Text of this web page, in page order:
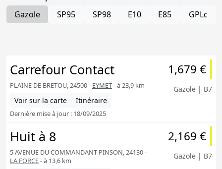
Gazole SP95 SP98 E10 E85 GPLc
Carrefour Contact
PLAINE DE BRETOU, 24500 - EYMET- à 23,9 km
Voir sur la carte Itinéraire
Dernière mise à jour : 18/09/2025
1,679 €
Gazole | B7
Huit à 8
5 AVENUE DU COMMANDANT PINSON, 24130 -
LA FORCE- à 13,6 km
2,169 €
Gazole | B7